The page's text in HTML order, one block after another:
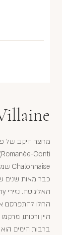
Chalonnaise שמדרום לקוט דה בון.
כבר מאות שנים
החלו להתפרסם
היין ורכותו,